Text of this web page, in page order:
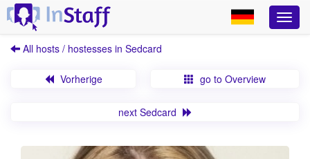
All hosts / hostesses in Sedcard
Vorherige go to Overview
next Sedcard